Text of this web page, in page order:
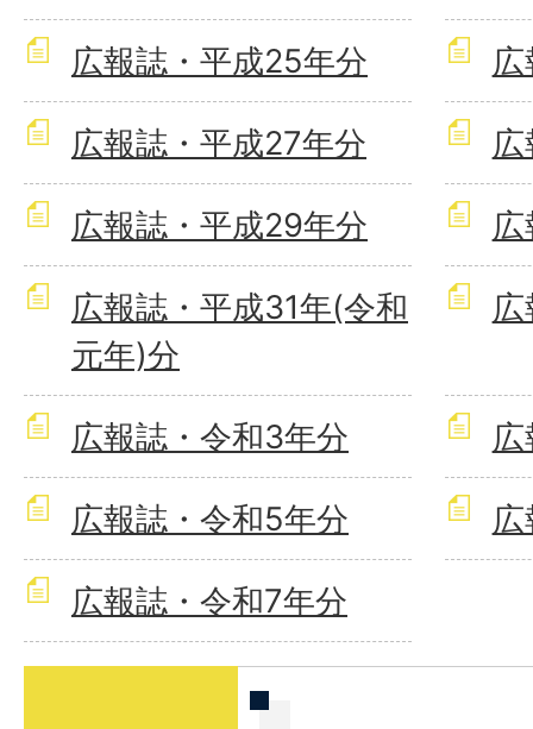
広報誌・平成25年分
広報誌・平成27年分
広報誌・平成29年分
広報誌・平成31年(令和
元年)分
広報誌・令和3年分
広報誌・令和5年分
広報誌・令和7年分